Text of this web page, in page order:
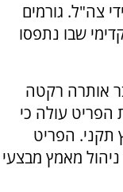
צה"ל. גורמים
שבו נתפסו
אותרה רקטה
עולה כי
תקני. הפריט
מאמץ מבצעי